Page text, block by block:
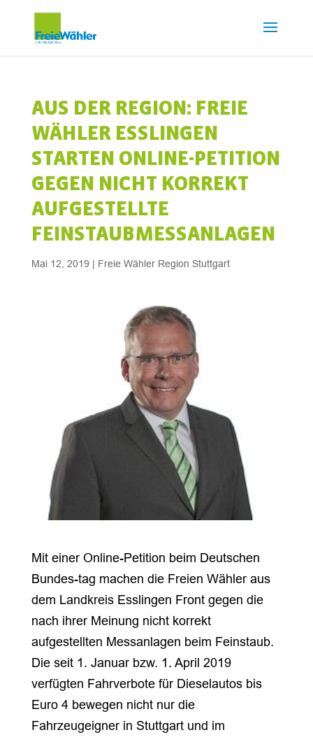
AUS DER REGION: FREIE
WÄHLER ESSLINGEN
STARTEN ONLINE-PETITION
GEGEN NICHT KORREKT
AUFGESTELLTE
FEINSTAUBMESSANLAGEN
Mai 12, 2019 | Freie Wähler Region Stuttgart
Mit einer Online-Petition beim Deutschen
Bundes-tag machen die Freien Wähler aus
dem Landkreis Esslingen Front gegen die
nach ihrer Meinung nicht korrekt
aufgestellten Messanlagen beim Feinstaub.
Die seit 1. Januar bzw. 1. April 2019
verfügten Fahrverbote für Dieselautos bis
Euro 4 bewegen nicht nur die
Fahrzeugeigner in Stuttgart und im